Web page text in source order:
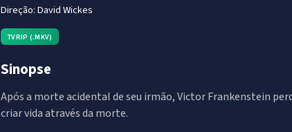
Direção:David Wickes
TVRIP (.MKV)
Sinopse
Após a morte acidental de seu irmão, Victor Frankenstein
criar vida através da morte.